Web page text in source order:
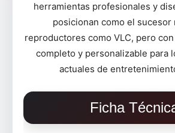
herramientas profesionales y
posicionan como el sucesor
reproductores como VLC, pero
completo y personalizable para
actuales de
Ficha